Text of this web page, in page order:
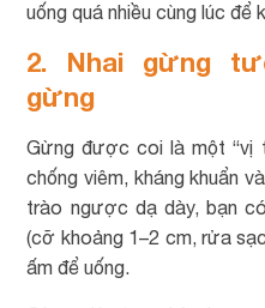
uống quá nhiều cùng lúc để
2. Nhai gừng
gừng
Gừng được coi là một “vị
chống viêm, kháng khuẩn
trào ngược dạ dày, bạn
(cỡ khoảng 1–2 cm, rửa
ấm để uống.